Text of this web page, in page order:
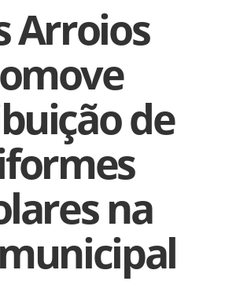
Arroios
de
na